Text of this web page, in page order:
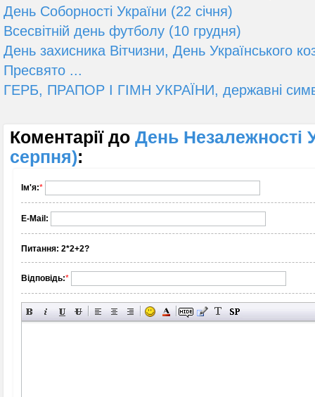
День Соборності України (22 січня)
Всесвітній день футболу (10 грудня)
День захисника Вітчизни, День Українського
Пресвято ...
ГЕРБ, ПРАПОР І ГІМН УКРАЇНИ, державні
Коментарії до День Незалежності
серпня):
Ім'я:*
E-Mail:
Питання: 2*2+2?
Відповідь:*